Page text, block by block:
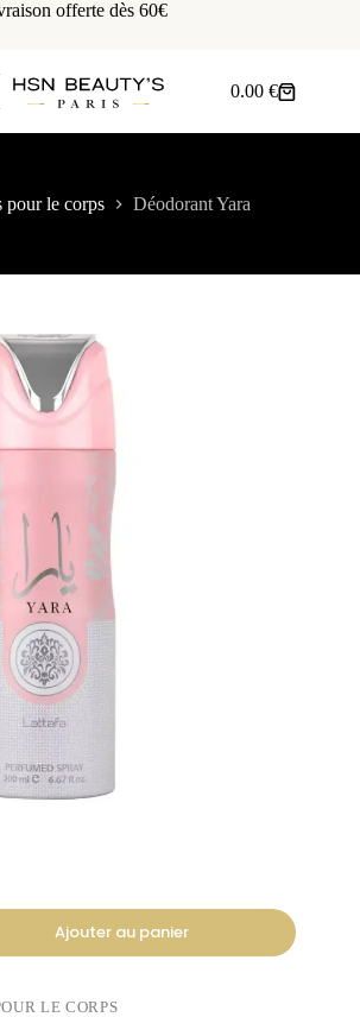
offerte dès 60€
0.00€
pour le corps Déodorant Yara
Ajouter au panier
LE CORPS